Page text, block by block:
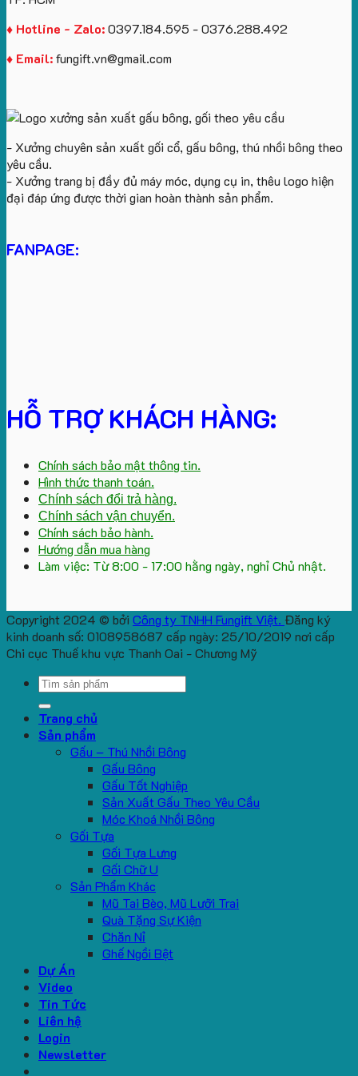
♦ Hotline - Zalo:0397.184.595 - 0376.288.492
♦ Email:fungift.vn@gmail.com
- Xưởng chuyên sản xuất gối cổ, gấu bông, thú nhồi bông theo
yêu cầu.
- Xưởng trang bị đầy đủ máy móc, dụng cụ in, thêu logo hiện
đại đáp ứng được thời gian hoàn thành sản phẩm.
FANPAGE:
HỖ TRỢ KHÁCH HÀNG:
Chính sách bảo mật thông tin.
Hình thức thanh toán.
Chính sách đổi trả hàng.
Chính sách vận chuyển.
Chính sách bảo hành.
Hướng dẫn mua hàng
Làm việc: Từ 8:00 - 17:00 hằng ngày, nghỉ Chủ nhật.
Copyright 2024 © bởi Công ty TNHH Fungift Việt. Đăng ký
kinh doanh số: 0108958687 cấp ngày: 25/10/2019 nơi cấp
Chi cục Thuế khu vực Thanh Oai - Chương Mỹ
Search
Trang chủ
Sản phẩm
Gấu – Thú Nhồi Bông
Gấu Bông
Gấu Tốt Nghiệp
Sản Xuất Gấu Theo Yêu Cầu
Móc Khoá Nhồi Bông
Gối Tựa
Gối Tựa Lưng
Gối Chữ U
Sản Phẩm Khác
Mũ Tai Bèo, Mũ Lưỡi Trai
Quà Tặng Sự Kiện
Chăn Nỉ
Ghế Ngồi Bệt
Dự Án
Video
Tin Tức
Liên hệ
Login
Newsletter